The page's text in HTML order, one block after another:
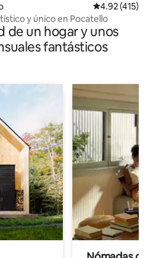
Calificación
4.92 (415)
y único en Pocatello
de un hogar y unos
fantásticos